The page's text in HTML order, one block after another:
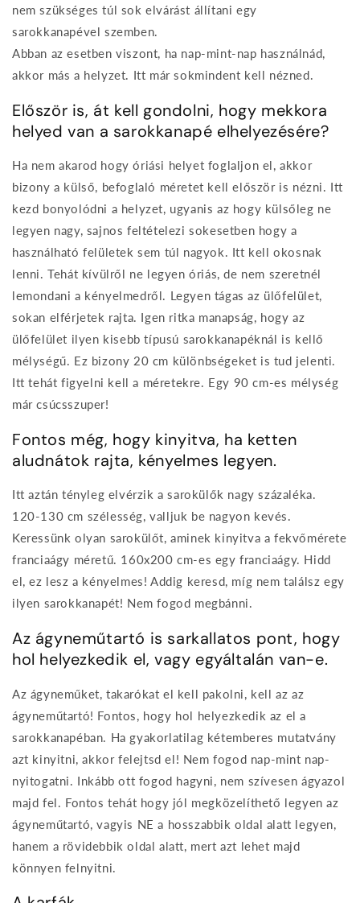
nem szükséges túl sok elvárást állítani egy
sarokkanapével szemben.
Abban az esetben viszont, ha nap-mint-nap használnád,
akkor más a helyzet. Itt már sokmindent kell nézned.
Először is, át kell gondolni, hogy mekkora
helyed van a sarokkanapé elhelyezésére?
Ha nem akarod hogy óriási helyet foglaljon el, akkor
bizony a külső, befoglaló méretet kell először is nézni. Itt
kezd bonyolódni a helyzet, ugyanis az hogy külsőleg ne
legyen nagy, sajnos feltételezi sokesetben hogy a
használható felületek sem túl nagyok. Itt kell okosnak
lenni. Tehát kívülről ne legyen óriás, de nem szeretnél
lemondani a kényelmedről. Legyen tágas az ülőfelület,
sokan elférjetek rajta. Igen ritka manapság, hogy az
ülőfelület ilyen kisebb típusú sarokkanapéknál is kellő
mélységű. Ez bizony 20 cm különbségeket is tud jelenti.
Itt tehát figyelni kell a méretekre. Egy 90 cm-es mélység
már csúcsszuper!
Fontos még, hogy kinyitva, ha ketten
aludnátok rajta, kényelmes legyen.
Itt aztán tényleg elvérzik a sarokülők nagy százaléka.
120-130 cm szélesség, valljuk be nagyon kevés.
Keressünk olyan sarokülőt, aminek kinyitva a fekvőmérete
franciaágy méretű. 160x200 cm-es egy franciaágy. Hidd
el, ez lesz a kényelmes! Addig keresd, míg nem találsz egy
ilyen sarokkanapét! Nem fogod megbánni.
Az ágyneműtartó is sarkallatos pont, hogy
hol helyezkedik el, vagy egyáltalán van-e.
Az ágyneműket, takarókat el kell pakolni, kell az az
ágyneműtartó! Fontos, hogy hol helyezkedik az el a
sarokkanapéban. Ha gyakorlatilag kétemberes mutatvány
azt kinyitni, akkor felejtsd el! Nem fogod nap-mint nap-
nyitogatni. Inkább ott fogod hagyni, nem szívesen ágyazol
majd fel. Fontos tehát hogy jól megközelíthető legyen az
ágyneműtartó, vagyis NE a hosszabbik oldal alatt legyen,
hanem a rövidebbik oldal alatt, mert azt lehet majd
könnyen felnyitni.